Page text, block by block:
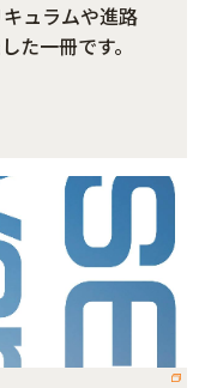
ュラムや進路
た一冊です。